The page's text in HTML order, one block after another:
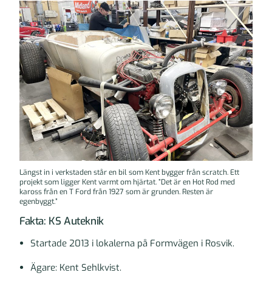
Längst in i verkstaden står en bil som Kent bygger från scratch. Ett
projekt som ligger Kent varmt om hjärtat. ”Det är en Hot Rod med
kaross från en T Ford från 1927 som är grunden. Resten är
egenbyggt.”
Fakta: KS Auteknik
Startade 2013 i lokalerna på Formvägen i Rosvik.
Ägare: Kent Sehlkvist.